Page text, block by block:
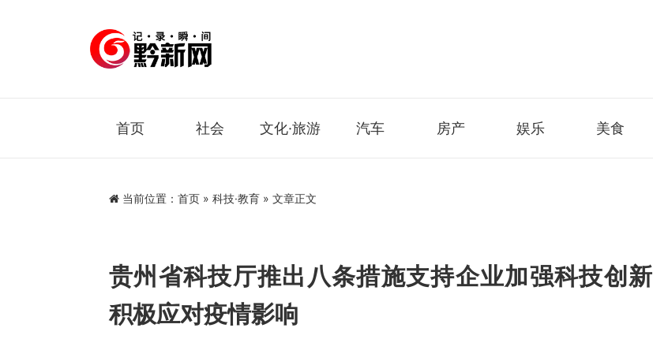
首页 社会 文化·旅游 汽车 房产 娱乐 美食
当前位置： 首页 » 科技·教育 » 文章正文
贵州省科技厅推出八条措施支持企业加强科技创新
积极应对疫情影响